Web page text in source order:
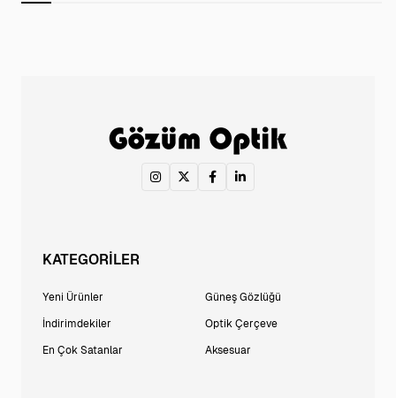
KATEGORİLER
Yeni Ürünler
İndirimdekiler
En Çok Satanlar
Güneş Gözlüğü
Optik Çerçeve
Aksesuar